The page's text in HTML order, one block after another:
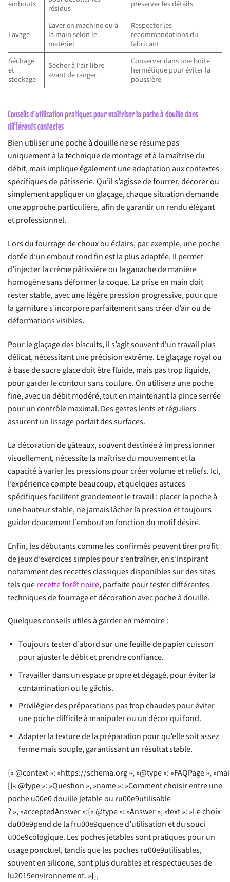
embouts
résidus
préserver les détails
Lavage
Laver en machine ou à
la main selon le
matériel
Respecter les
recommandations du
fabricant
Séchage
et
stockage
Sécher à l’air libre
avant de ranger
Conserver dans une boîte
hermétique pour éviter la
poussière
Conseils d’utilisation pratiques pour maîtriser la poche à douille dans
différents contextes
Bien utiliser une poche à douille ne se résume pas
uniquement à la technique de montage et à la maîtrise du
débit, mais implique également une adaptation aux contextes
spécifiques de pâtisserie. Qu’il s’agisse de fourrer, décorer ou
simplement appliquer un glaçage, chaque situation demande
une approche particulière, afin de garantir un rendu élégant
et professionnel.
Lors du fourrage de choux ou éclairs, par exemple, une poche
dotée d’un embout rond fin est la plus adaptée. Il permet
d’injecter la crème pâtissière ou la ganache de manière
homogène sans déformer la coque. La prise en main doit
rester stable, avec une légère pression progressive, pour que
la garniture s’incorpore parfaitement sans créer d’air ou de
déformations visibles.
Pour le glaçage des biscuits, il s’agit souvent d’un travail plus
délicat, nécessitant une précision extrême. Le glaçage royal ou
à base de sucre glace doit être fluide, mais pas trop liquide,
pour garder le contour sans coulure. On utilisera une poche
fine, avec un débit modéré, tout en maintenant la pince serrée
pour un contrôle maximal. Des gestes lents et réguliers
assurent un lissage parfait des surfaces.
La décoration de gâteaux, souvent destinée à impressionner
visuellement, nécessite la maîtrise du mouvement et la
capacité à varier les pressions pour créer volume et reliefs. Ici,
l’expérience compte beaucoup, et quelques astuces
spécifiques facilitent grandement le travail : placer la poche à
une hauteur stable, ne jamais lâcher la pression et toujours
guider doucement l’embout en fonction du motif désiré.
Enfin, les débutants comme les confirmés peuvent tirer profit
de jeux d’exercices simples pour s’entraîner, en s’inspirant
notamment des recettes classiques disponibles sur des sites
tels querecette forêt noire, parfaite pour tester différentes
techniques de fourrage et décoration avec poche à douille.
Quelques conseils utiles à garder en mémoire :
Toujours tester d’abord sur une feuille de papier cuisson
pour ajuster le débit et prendre confiance.
Travailler dans un espace propre et dégagé, pour éviter la
contamination ou le gâchis.
Privilégier des préparations pas trop chaudes pour éviter
une poche difficile à manipuler ou un décor qui fond.
Adapter la texture de la préparation pour qu’elle soit assez
ferme mais souple, garantissant un résultat stable.
{« @context »: »https://schema.org », »@type »: »FAQPage »,
[{« @type »: »Question », »name »: »Comment choisir entre une
poche u00e0 douille jetable ou ru00e9utilisable
? », »acceptedAnswer »:{« @type »: »Answer », »text »: »Le choix
du00e9pend de la fru00e9quence d’utilisation et du souci
u00e9cologique. Les poches jetables sont pratiques pour un
usage ponctuel, tandis que les poches ru00e9utilisables,
souvent en silicone, sont plus durables et respectueuses de
lu2019environnement. »}},